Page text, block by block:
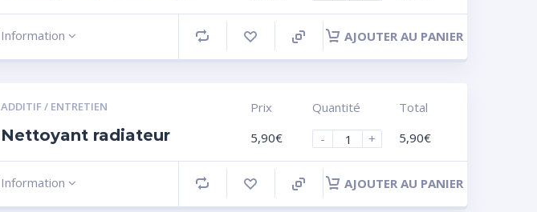
Information AJOUTER AU PANIER
ADDITIF / ENTRETIEN
Nettoyant radiateur
Prix
5,90€
Quantité
-
+
Total
5,90€
Information AJOUTER AU PANIER